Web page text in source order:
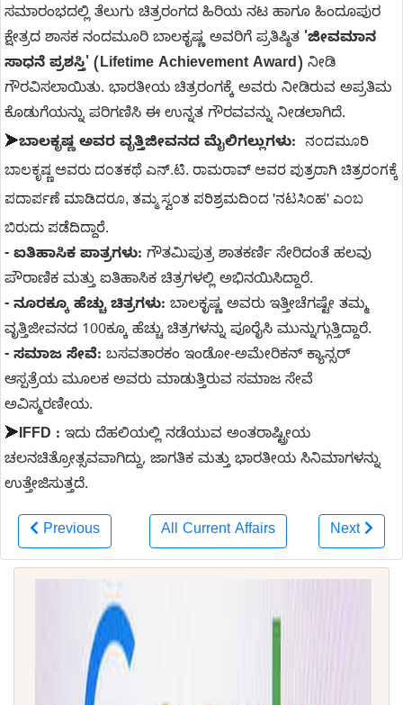
ಸಮಾರಂಭದಲ್ಲಿ ತೆಲುಗು ಚಿತ್ರರಂಗದ ಹಿರಿಯ ನಟ ಹಾಗೂ ಹಿಂದೂಪುರ
ಕ್ಷೇತ್ರದ ಶಾಸಕ ನಂದಮೂರಿ ಬಾಲಕೃಷ್ಣ ಅವರಿಗೆ ಪ್ರತಿಷ್ಠಿತ 'ಜೀವಮಾನ
ಸಾಧನೆ ಪ್ರಶಸ್ತಿ' (Lifetime Achievement Award) ನೀಡಿ
ಗೌರವಿಸಲಾಯಿತು. ಭಾರತೀಯ ಚಿತ್ರರಂಗಕ್ಕೆ ಅವರು ನೀಡಿರುವ ಅಪ್ರತಿಮ
ಕೊಡುಗೆಯನ್ನು ಪರಿಗಣಿಸಿ ಈ ಉನ್ನತ ಗೌರವವನ್ನು ನೀಡಲಾಗಿದೆ.
➤ಬಾಲಕೃಷ್ಣ ಅವರ ವೃತ್ತಿಜೀವನದ ಮೈಲಿಗಲ್ಲುಗಳು: ನಂದಮೂರಿ
ಬಾಲಕೃಷ್ಣ ಅವರು ದಂತಕಥೆ ಎನ್.ಟಿ. ರಾಮರಾವ್ ಅವರ ಪುತ್ರರಾಗಿ ಚಿತ್ರರಂಗಕ್ಕೆ
ಪದಾರ್ಪಣೆ ಮಾಡಿದರೂ, ತಮ್ಮ ಸ್ವಂತ ಪರಿಶ್ರಮದಿಂದ 'ನಟಸಿಂಹ' ಎಂಬ
ಬಿರುದು ಪಡೆದಿದ್ದಾರೆ.
- ಐತಿಹಾಸಿಕ ಪಾತ್ರಗಳು: ಗೌತಮಿಪುತ್ರ ಶಾತಕರ್ಣಿ ಸೇರಿದಂತೆ ಹಲವು
ಪೌರಾಣಿಕ ಮತ್ತು ಐತಿಹಾಸಿಕ ಚಿತ್ರಗಳಲ್ಲಿ ಅಭಿನಯಿಸಿದ್ದಾರೆ.
- ನೂರಕ್ಕೂ ಹೆಚ್ಚು ಚಿತ್ರಗಳು: ಬಾಲಕೃಷ್ಣ ಅವರು ಇತ್ತೀಚೆಗಷ್ಟೇ ತಮ್ಮ
ವೃತ್ತಿಜೀವನದ 100ಕ್ಕೂ ಹೆಚ್ಚು ಚಿತ್ರಗಳನ್ನು ಪೂರೈಸಿ ಮುನ್ನುಗ್ಗುತ್ತಿದ್ದಾರೆ.
- ಸಮಾಜ ಸೇವೆ: ಬಸವತಾರಕಂ ಇಂಡೋ-ಅಮೇರಿಕನ್ ಕ್ಯಾನ್ಸರ್
ಆಸ್ಪತ್ರೆಯ ಮೂಲಕ ಅವರು ಮಾಡುತ್ತಿರುವ ಸಮಾಜ ಸೇವೆ
ಅವಿಸ್ಮರಣೀಯ.
➤IFFD : ಇದು ದೆಹಲಿಯಲ್ಲಿ ನಡೆಯುವ ಅಂತರಾಷ್ಟ್ರೀಯ
ಚಲನಚಿತ್ರೋತ್ಸವವಾಗಿದ್ದು, ಜಾಗತಿಕ ಮತ್ತು ಭಾರತೀಯ ಸಿನಿಮಾಗಳನ್ನು
ಉತ್ತೇಜಿಸುತ್ತದೆ.
Previous All Current Affairs Next